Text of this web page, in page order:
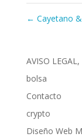
← Cayetano
AVISO
bolsa
Contacto
crypto
Diseño Web